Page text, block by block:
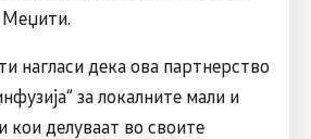
Меџити.
нагласи дека ова партнерство
за локалните мали и
кои делуваат во своите